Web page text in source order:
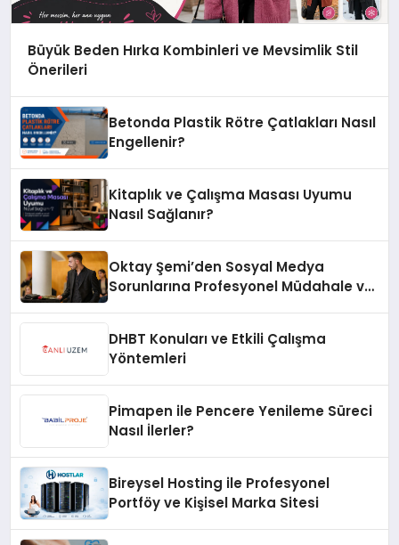
Büyük Beden Hırka Kombinleri ve Mevsimlik Stil
Önerileri
Betonda Plastik Rötre Çatlakları Nasıl
Engellenir?
Kitaplık ve Çalışma Masası Uyumu
Nasıl Sağlanır?
Oktay Şemi’den Sosyal Medya
Sorunlarına Profesyonel Müdahale ve
DHBT Konuları ve Etkili Çalışma
Yöntemleri
Pimapen ile Pencere Yenileme Süreci
Nasıl İlerler?
Bireysel Hosting ile Profesyonel
Portföy ve Kişisel Marka Sitesi